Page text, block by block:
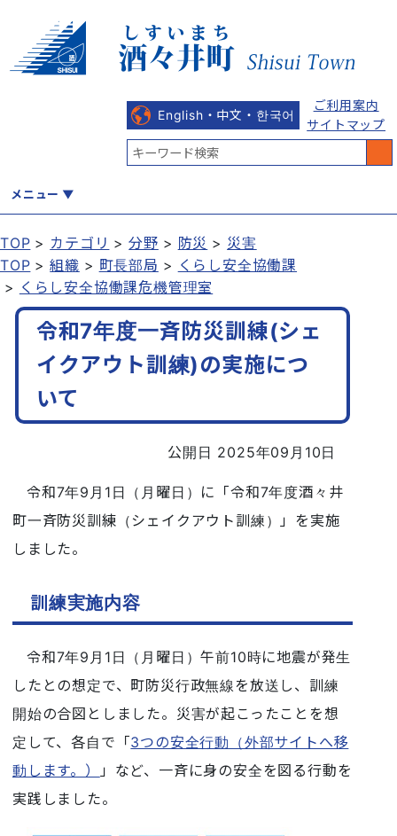
English・中文・한국어
ご利用案内
サイトマップ
メニュー
くらし 健康・福祉 教育・文化 観光・魅力
行政 まちづくり
TOP カテゴリ 分野 防災
災害
TOP
組織 町長部局
くらし安全協働課
くらし安全協働課危機管理室
令和7年度一斉防災訓練(シェ
イクアウト訓練)の実施につ
いて
公開日 2025年09月10日
令和7年9月1日（月曜日）に「令和7年度酒々井
町一斉防災訓練（シェイクアウト訓練）」を実施
しました。
訓練実施内容
令和7年9月1日（月曜日）午前10時に地震が発生
したとの想定で、町防災行政無線を放送し、訓練
開始の合図としました。災害が起こったことを想
定して、各自で「3つの安全行動（外部サイトへ移
動します。）
」など、一斉に身の安全を図る行動を
実践しました。